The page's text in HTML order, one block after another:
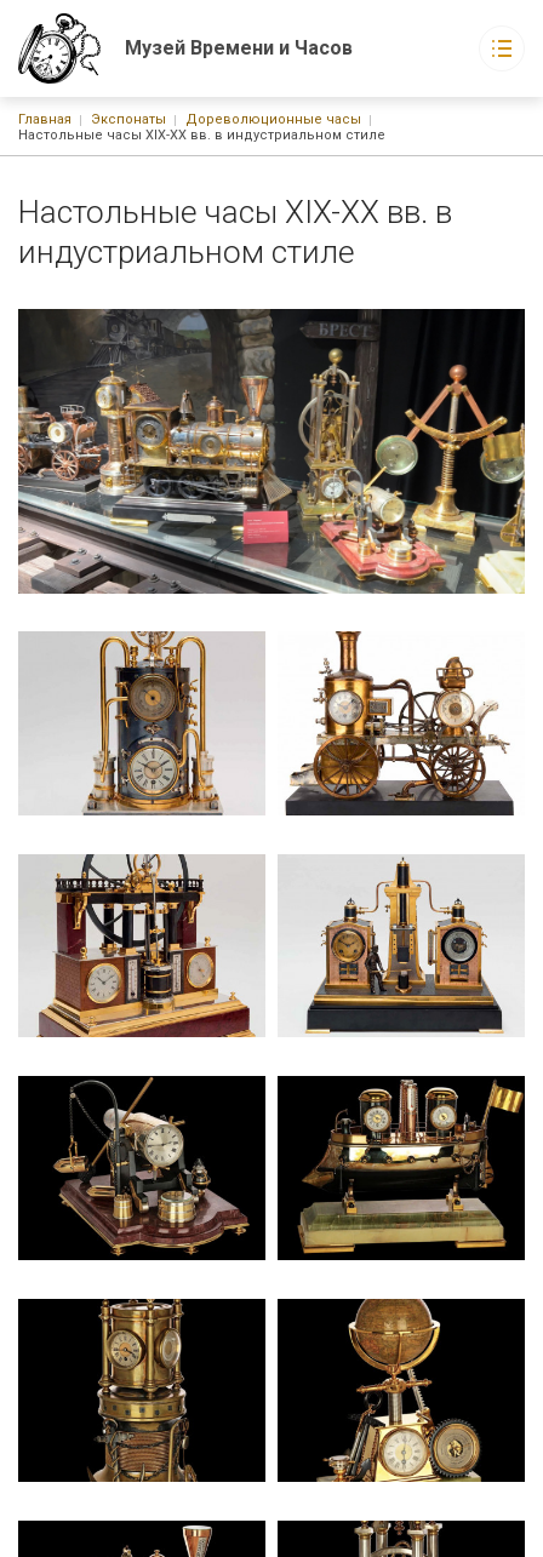
Музей Времени и Часов
Музей Времени и Часов
Основная навигация
О музее
Новости
Статьи
г. Москва, ул. Русаковская, д. 1
График работы:
С 10-00 до 21-00 ежедневно без выходных
Watchmuseum@ya.ru
+7-926-223-15-60
Строка навигации
Главная Экспонаты
Дореволюционные часы
Настольные часы XIX-XX вв. в индустриальном стиле
Настольные часы XIX-XX вв. в
индустриальном стиле